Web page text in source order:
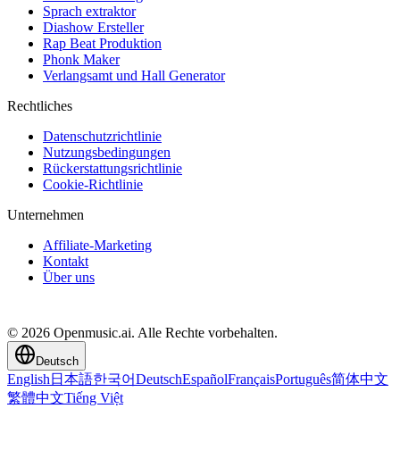
Sprach extraktor
Diashow Ersteller
Rap Beat Produktion
Phonk Maker
Verlangsamt und Hall Generator
Rechtliches
Datenschutzrichtlinie
Nutzungsbedingungen
Rückerstattungsrichtlinie
Cookie-Richtlinie
Unternehmen
Affiliate-Marketing
Kontakt
Über uns
© 2026 Openmusic.ai. Alle Rechte vorbehalten.
Deutsch
English 日本語한국어DeutschEspañolFrançaisPortuguês简体中文
繁體中文Tiếng Việt